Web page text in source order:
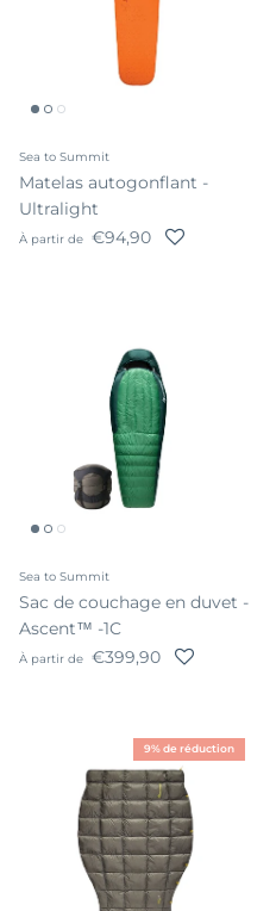
Sea to Summit
Matelas autogonflant -
Ultralight
Prix habituel
À partir de €94,90
Sea to Summit
Sac de couchage en duvet -
Ascent™ -1C
Prix habituel
À partir de €399,90
9% de réduction